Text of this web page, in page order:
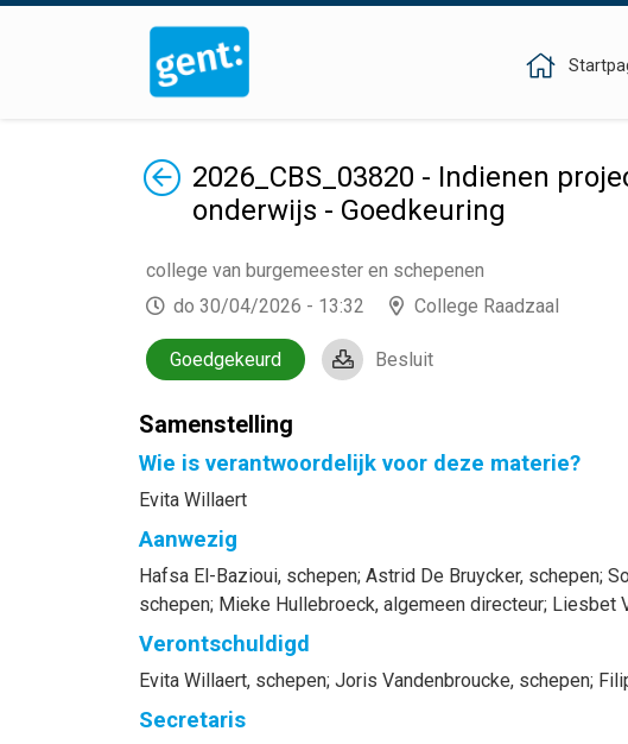
Terug2026_CBS_03820 - Indienen
onderwijs - Goedkeuring
college van burgemeester en schepenen
do 30/04/2026 - 13:32
College Raadzaal
Goedgekeurd Besluit
Samenstelling
Wie is verantwoordelijk voor deze materie?
Evita Willaert
Aanwezig
Hafsa El-Bazioui, schepen; Astrid De Bruycker, schepen;
schepen; Mieke Hullebroeck, algemeen directeur; Liesbet
Verontschuldigd
Evita Willaert, schepen; Joris Vandenbroucke, schepen;
Secretaris